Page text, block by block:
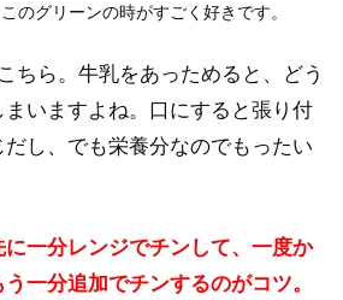
のグリーンの時がすごく好きです。
ちら。牛乳をあっためると、どう
まいますよね。口にすると張り付
し、でも栄養分なのでもったい
に一分レンジでチンして、一度か
一分追加でチンするのがコツ。